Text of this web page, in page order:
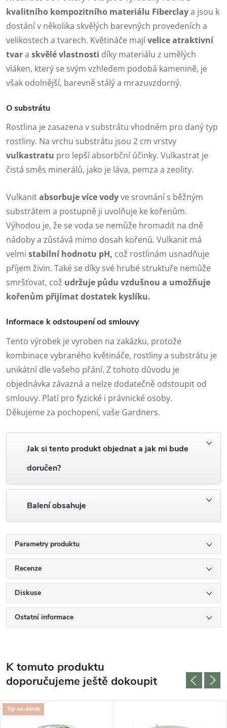
kvalitního kompozitního materiálu Fiberclaya jsou k
dostání v několika skvělých barevných provedeních a
velikostech a tvarech. Květináče majívelice atraktivní
tvara skvělé vlastnosti díky materiálu z umělých
vláken, který se svým vzhledem podobá kamenině, je
však odolnější, barevně stálý a mrazuvzdorný.
O substrátu
Rostlina je zasazena v substrátu vhodném pro daný typ
rostliny. Na vrchu substrátu jsou 2 cm vrstvy
vulkastratu pro lepší absorbční účinky. Vulkastrat je
čistá směs minerálů, jako je láva, pemza a zeolity.
Vulkanitabsorbuje více vodyve srovnání s běžným
substrátem a postupně ji uvolňuje ke kořenům.
Výhodou je, že se voda se nemůže hromadit na dně
nádoby a zůstává mimo dosah kořenů. Vulkanit má
velmi stabilní hodnotu pH, což rostlinám usnadňuje
příjem živin. Také se díky své hrubé struktuře nemůže
smršťovat, což udržuje půdu vzdušnou a umožňuje
kořenům přijímat dostatek kyslíku.
Informace k odstoupení od smlouvy
Tento výrobek je vyroben na zakázku, protože
kombinace vybraného květináče, rostliny a substrátu je
unikátní dle vašeho přání. Z tohoto důvodu je
objednávka závazná a nelze dodatečně odstoupit od
smlouvy. Platí pro fyzické i právnické osoby.
Děkujeme za pochopení, vaše Gardners.
Jak si tento produkt objednat a jak mi bude
doručen?
Balení obsahuje
Parametry produktu
Recenze
Diskuse
Ostatní informace
K tomuto produktu
doporučujeme ještě dokoupit
Tip na dárek